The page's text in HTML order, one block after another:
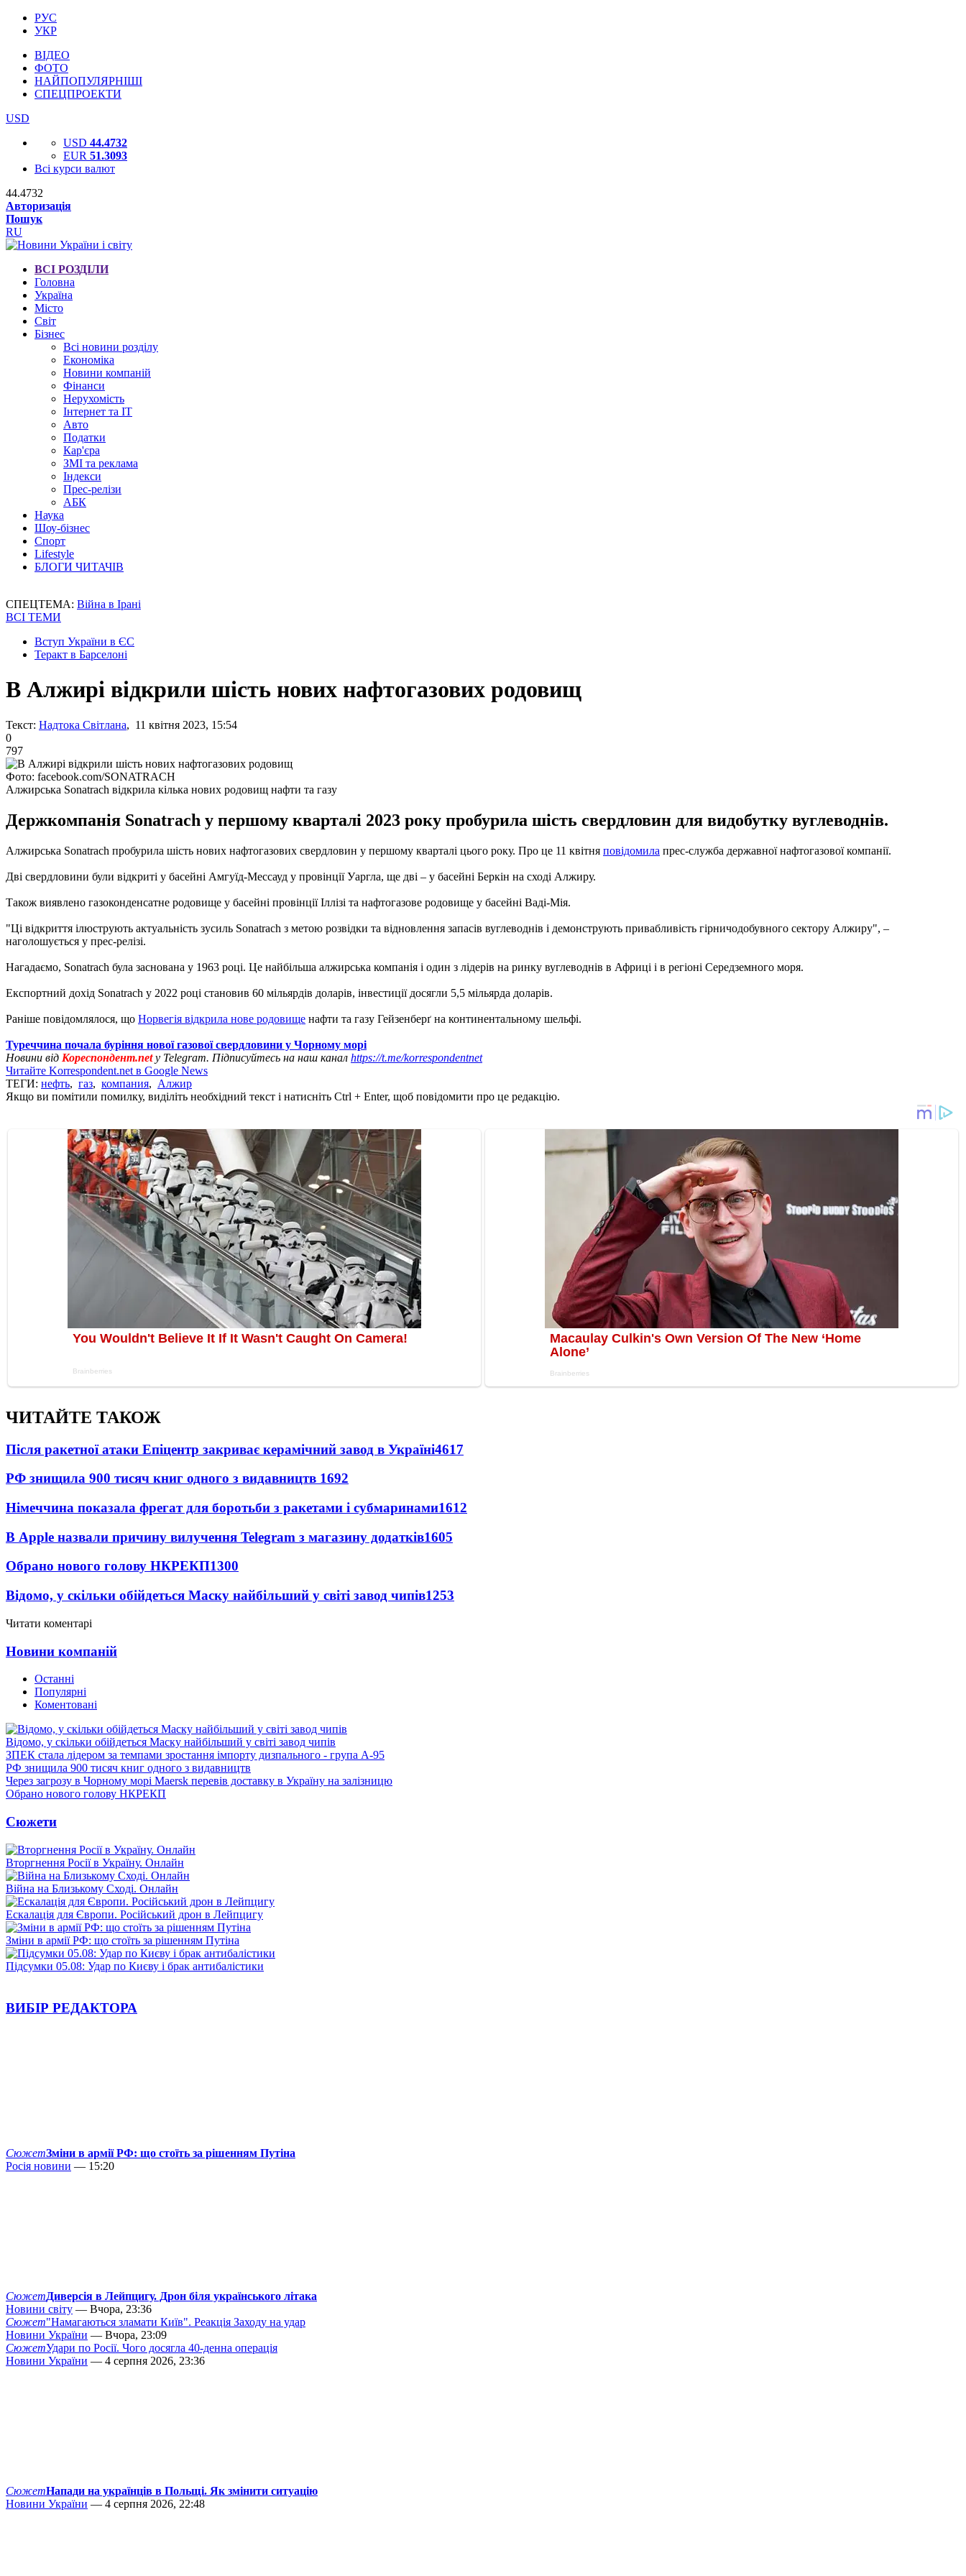
РУС
УКР
ВІДЕО
ФОТО
НАЙПОПУЛЯРНІШІ
СПЕЦПРОЕКТИ
USD
USD 44.4732
EUR 51.3093
Всі курси валют
44.4732
Авторизація
Пошук
RU
ВСІ РОЗДІЛИ
Головна
Україна
Місто
Світ
Бізнес
Всі новини розділу
Економіка
Новини компаній
Фінанси
Нерухомість
Інтернет та IT
Авто
Податки
Кар'єра
ЗМІ та реклама
Індекси
Прес-релізи
АБК
Наука
Шоу-бізнес
Спорт
Lifestyle
БЛОГИ ЧИТАЧІВ
СПЕЦТЕМА: Війна в Ірані
ВСІ ТЕМИ
Вступ України в ЄС
Теракт в Барселоні
В Алжирі відкрили шість нових нафтогазових родовищ
Текст: Надтока Світлана, 11 квітня 2023, 15:54
0
797
Фото: facebook.com/SONATRACH
Алжирська Sonatrach відкрила кілька нових родовищ нафти та газу
Держкомпанія Sonatrach у першому кварталі 2023 року пробурила шість свердловин для видобутку вуглеводнів.
Алжирська Sonatrach пробурила шість нових нафтогазових свердловин у першому кварталі цього року. Про це 11 квітня повідомила прес-служба державної нафтогазової компанії.
Дві свердловини були відкриті у басейні Амгуїд-Мессауд у провінції Уаргла, ще дві – у басейні Беркін на сході Алжиру.
Також виявлено газоконденсатне родовище у басейні провінції Іллізі та нафтогазове родовище у басейні Ваді-Мія.
"Ці відкриття ілюструють актуальність зусиль Sonatrach з метою розвідки та відновлення запасів вуглеводнів і демонструють привабливість гірничодобувного сектору Алжиру", –
наголошується у прес-релізі.
Нагадаємо, Sonatrach була заснована у 1963 році. Це найбільша алжирська компанія і один з лідерів на ринку вуглеводнів в Африці і в регіоні Середземного моря.
Експортний дохід Sonatrach у 2022 році становив 60 мільярдів доларів, інвестиції досягли 5,5 мільярда доларів.
Раніше повідомлялося, що Норвегія відкрила нове родовище нафти та газу Гейзенберґ на континентальному шельфі.
Туреччина почала буріння нової газової свердловини у Чорному морі
Новини від Кореспондент.netу Telegram. Підписуйтесь на наш канал https://t.me/korrespondentnet
Читайте Korrespondent.net в Google News
ТЕГИ: нефть, газ, компания, Алжир
Якщо ви помітили помилку, виділіть необхідний текст і натисніть Ctrl + Enter, щоб повідомити про це редакцію.
ЧИТАЙТЕ ТАКОЖ
Після ракетної атаки Епіцентр закриває керамічний завод в Україні4617
РФ знищила 900 тисяч книг одного з видавництв 1692
Німеччина показала фрегат для боротьби з ракетами і субмаринами1612
В Apple назвали причину вилучення Telegram з магазину додатків1605
Обрано нового голову НКРЕКП1300
Відомо, у скільки обійдеться Маску найбільший у світі завод чипів1253
Читати коментарі
Новини компаній
Останні
Популярні
Коментовані
Відомо, у скільки обійдеться Маску найбільший у світі завод чипів
ЗПЕК стала лідером за темпами зростання імпорту дизпального - група А-95
РФ знищила 900 тисяч книг одного з видавництв
Через загрозу в Чорному морі Maersk перевів доставку в Україну на залізницю
Обрано нового голову НКРЕКП
Сюжети
Вторгнення Росії в Україну. Онлайн
Війна на Близькому Сході. Онлайн
Ескалація для Європи. Російський дрон в Лейпцигу
Зміни в армії РФ: що стоїть за рішенням Путіна
Підсумки 05.08: Удар по Києву і брак антибалістики
ВИБІР РЕДАКТОРА
СюжетЗміни в армії РФ: що стоїть за рішенням Путіна
Росія новини — 15:20
СюжетДиверсія в Лейпцигу. Дрон біля українського літака
Новини світу — Вчора, 23:36
Сюжет"Намагаються зламати Київ". Реакція Заходу на удар
Новини України — Вчора, 23:09
СюжетУдари по Росії. Чого досягла 40-денна операція
Новини України — 4 серпня 2026, 23:36
СюжетНапади на українців в Польщі. Як змінити ситуацію
Новини України — 4 серпня 2026, 22:48